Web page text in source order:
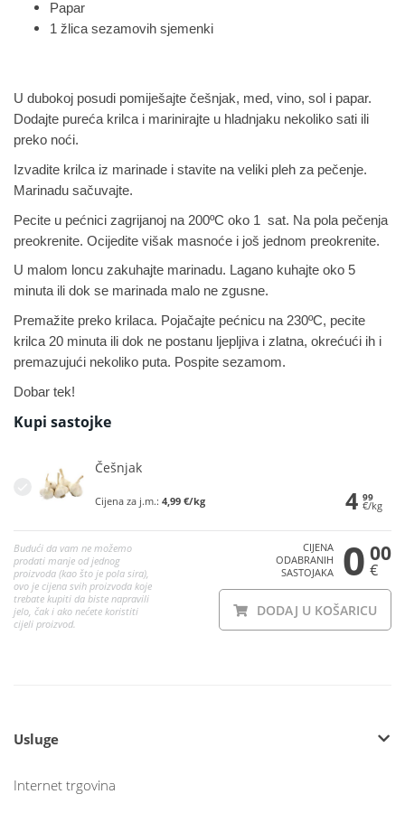
Papar
1 žlica sezamovih sjemenki
U dubokoj posudi pomiješajte češnjak, med, vino, sol i papar.
Dodajte pureća krilca i marinirajte u hladnjaku nekoliko sati ili
preko noći.
Izvadite krilca iz marinade i stavite na veliki pleh za pečenje.
Marinadu sačuvajte.
Pecite u pećnici zagrijanoj na 200ºC oko 1 sat. Na pola pečenja
preokrenite. Ocijedite višak masnoće i još jednom preokrenite.
U malom loncu zakuhajte marinadu. Lagano kuhajte oko 5
minuta ili dok se marinada malo ne zgusne.
Premažite preko krilaca. Pojačajte pećnicu na 230ºC, pecite
krilca 20 minuta ili dok ne postanu ljepljiva i zlatna, okrećući ih i
premazujući nekoliko puta. Pospite sezamom.
Dobar tek!
Kupi sastojke
Češnjak
Cijena za j.m.: 4,99 €/kg 4 99
€/kg
Budući da vam ne možemo
prodati manje od jednog
proizvoda (kao što je pola sira),
ovo je cijena svih proizvoda koje
trebate kupiti da biste napravili
jelo, čak i ako nećete koristiti
cijeli proizvod.
CIJENA
ODABRANIH
SASTOJAKA
0 00
€
DODAJ U KOŠARICU
Usluge
Internet trgovina